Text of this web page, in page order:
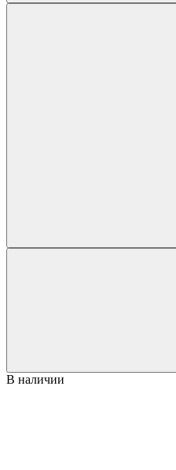
В наличии